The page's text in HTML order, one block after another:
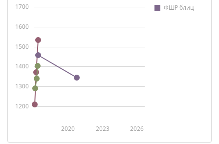
ФШР блиц
2020 2023 2026
1200
1300
1400
1500
1600
1700